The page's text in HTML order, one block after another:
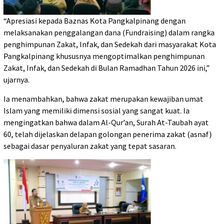
“Apresiasi kepada Baznas Kota Pangkalpinang dengan
melaksanakan penggalangan dana (Fundraising) dalam rangka
penghimpunan Zakat, Infak, dan Sedekah dari masyarakat Kota
Pangkalpinang khususnya mengoptimalkan penghimpunan
Zakat, Infak, dan Sedekah di Bulan Ramadhan Tahun 2026 ini,”
ujarnya.
Ia menambahkan, bahwa zakat merupakan kewajiban umat
Islam yang memiliki dimensi sosial yang sangat kuat. Ia
mengingatkan bahwa dalam Al-Qur’an, Surah At-Taubah ayat
60, telah dijelaskan delapan golongan penerima zakat (asnaf)
sebagai dasar penyaluran zakat yang tepat sasaran.